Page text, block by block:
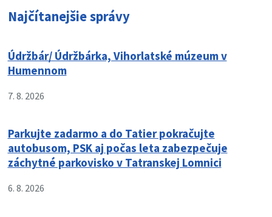
Najčítanejšie správy
Údržbár/ Údržbárka, Vihorlatské múzeum v
Humennom
7. 8. 2026
Parkujte zadarmo a do Tatier pokračujte
autobusom, PSK aj počas leta zabezpečuje
záchytné parkovisko v Tatranskej Lomnici
6. 8. 2026